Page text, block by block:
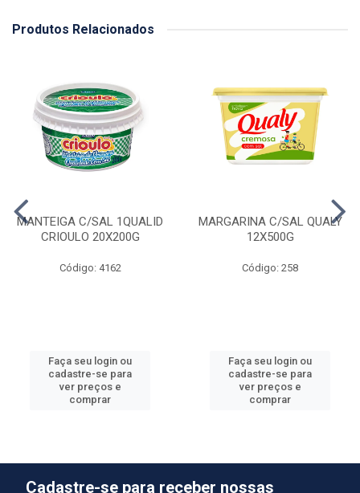
Produtos Relacionados
MANTEIGA C/SAL 1QUALID
CRIOULO 20X200G
Código: 4162
Faça seu login ou
cadastre-se para
ver preços e
comprar
MARGARINA C/SAL QUALY
12X500G
Código: 258
Faça seu login ou
cadastre-se para
ver preços e
comprar
Cadastre-se para receber nossas